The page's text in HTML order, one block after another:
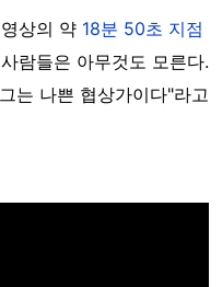
상의 약 18분 50초 지점
람들은 아무것도 모른다.
는 나쁜 협상가이다"라고